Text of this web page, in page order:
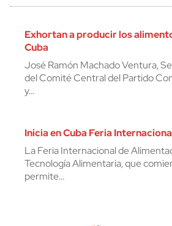
Exhortan a producir los
Cuba
José Ramón Machado Ventura,
del Comité Central del Partido
y…
Inicia en Cuba Feria
La Feria Internacional de
Tecnología Alimentaria, que
permite…